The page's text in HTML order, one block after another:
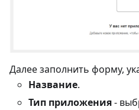
Далее заполнить форму,
Название.
Тип приложения-